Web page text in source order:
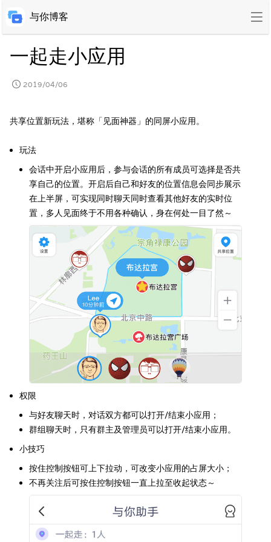
与你博客
一起走小应用
2019/04/06
共享位置新玩法，堪称「见面神器」的同屏小应用。
玩法
会话中开启小应用后，参与会话的所有成员可选择是否共
享自己的位置。开启后自己和好友的位置信息会同步展示
在上半屏，可实现同时聊天同时查看其他好友的实时位
置，多人见面终于不用各种确认，身在何处一目了然～
权限
与好友聊天时，对话双方都可以打开/结束小应用；
群组聊天时，只有群主及管理员可以打开/结束小应用。
小技巧
按住控制按钮可上下拉动，可改变小应用的占屏大小；
不再关注后可按住控制按钮一直上拉至收起状态～​